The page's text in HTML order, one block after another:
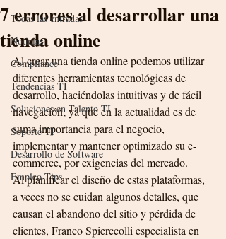
Todas las entradas
Noticias
Compliance
Tendencias TI
Soluciones en Talento TI
Soporte TI
Desarrollo de Software
Empleo Tips
7 errores al desarrollar una
tienda online
Al crear una tienda online podemos utilizar
diferentes herramientas tecnológicas de
desarrollo, haciéndolas intuitivas y de fácil
navegación; ya que en la actualidad es de
suma importancia para el negocio,
implementar y mantener optimizado su e-
commerce, por exigencias del mercado.
Al planificar el diseño de estas plataformas,
a veces no se cuidan algunos detalles, que
causan el abandono del sitio y pérdida de
clientes, Franco Spierccolli especialista en